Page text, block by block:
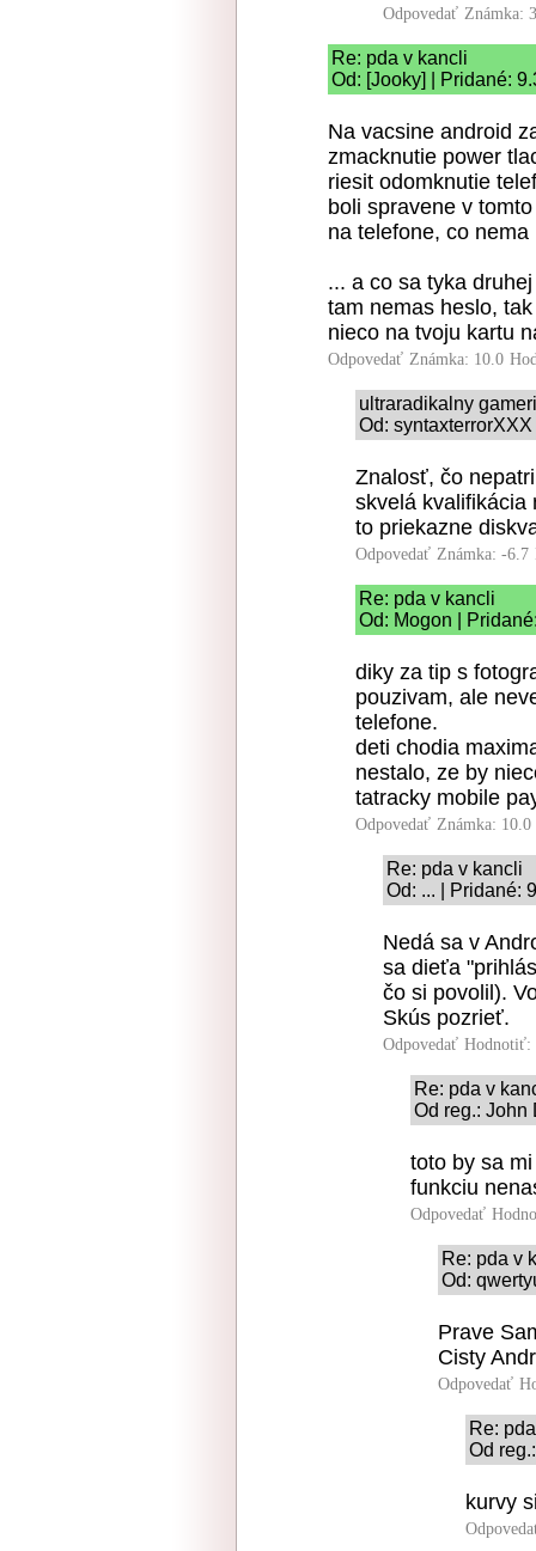
Odpovedať Známka:
Re: pda v kancli
Od: [Jooky] | Pridané:
Na vacsine android
zmacknutie power
riesit odomknutie
boli spravene v
na telefone, co nema
... a co sa tyka
tam nemas heslo,
nieco na tvoju kartu
Odpovedať Známka: 10.0
ultraradikalny
Od:
Znalosť, čo
skvelá kvalifikácia
to priekazne
Odpovedať Známka: -6.7
Re: pda v kancli
Od: Mogon |
diky za tip s
pouzivam, ale
telefone.
deti chodia
nestalo, ze by
tatracky mobile
Odpovedať Známka: 10.0
Re: pda v kancli
Od: ... | Pridané:
Nedá sa v
sa dieťa
čo si povolil).
Skús pozrieť.
Odpovedať Hodnotiť:
Re: pda v
Od reg.: John
toto by sa
funkciu
Odpovedať
Re: pda v
Od:
Prave
Cisty
Odpovedať
Re:
Od
kurvy